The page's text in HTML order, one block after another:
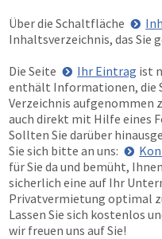
Über die Schaltfläche
Inhaltsverzeichnis, das Sie
Die Seite
Ihr Eintrag ist
enthält Informationen, die
Verzeichnis aufgenommen
auch direkt mit Hilfe eines
Sollten Sie darüber
Sie sich bitte an uns:
für Sie da und bemüht,
sicherlich eine auf Ihr
Privatvermietung optimal
Lassen Sie sich kostenlos
wir freuen uns auf Sie!